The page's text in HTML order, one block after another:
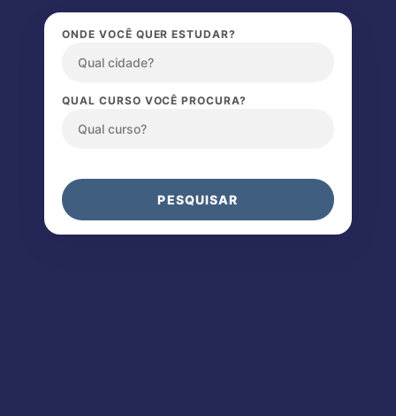
ONDE VOCÊ QUER ESTUDAR?
QUAL CURSO VOCÊ PROCURA?
PESQUISAR